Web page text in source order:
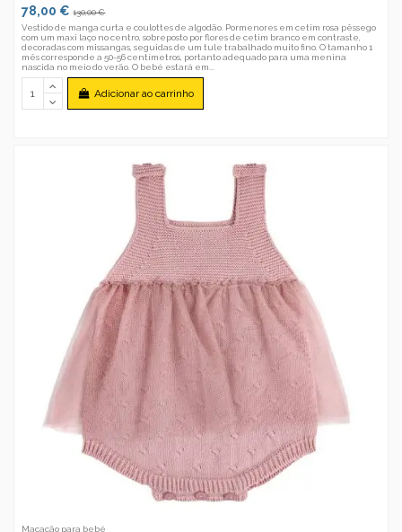
78,00 €130,00 €
Vestido de manga curta e coulottes de algodão. Pormenores em cetim rosa pêssego
com um maxi laço no centro, sobreposto por flores de cetim branco em contraste,
decoradas com missangas, seguidas de um tule trabalhado muito fino. O tamanho 1
mês corresponde a 50-56 centímetros, portanto adequado para uma menina
nascida no meio do verão. O bebé estará em...
Adicionar ao carrinho
Macacão para bebé